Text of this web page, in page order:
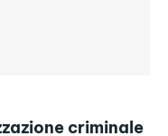
criminale